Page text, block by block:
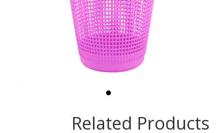
Related Products